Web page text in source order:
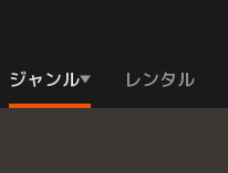
ジャンル レンタル